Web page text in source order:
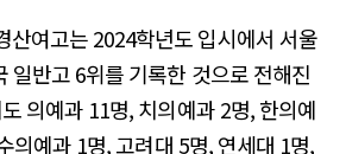
산여고는 2024학년도 입시에서 서울
일반고 6위를 기록한 것으로 전해진
의예과 11명, 치의예과 2명, 한의예
의예과 1명, 고려대 5명, 연세대 1명,